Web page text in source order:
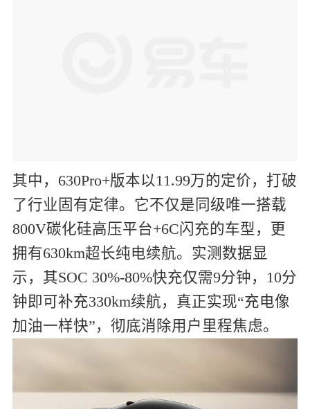
其中，630Pro+版本以11.99万的定价，打破
了行业固有定律。它不仅是同级唯一搭载
800V碳化硅高压平台+6C闪充的车型，更
拥有630km超长纯电续航。实测数据显
示，其SOC 30%-80%快充仅需9分钟，10分
钟即可补充330km续航，真正实现“充电像
加油一样快”，彻底消除用户里程焦虑。